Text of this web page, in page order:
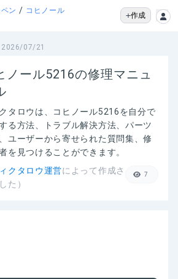
ン / コヒノール
作成
2026/07/21
ノール5216の修理マニュ
タロウは、 コヒノール5216を自分で
る方法、トラブル解決方法、パーツ
ユーザーから寄せられた質問集、修
を見つけることができます。
クタロウ運営によって作成さ
た）
7